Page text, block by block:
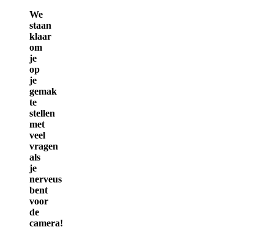
We
staan
klaar
om
je
op
je
gemak
te
stellen
met
veel
vragen
als
je
nerveus
bent
voor
de
camera!